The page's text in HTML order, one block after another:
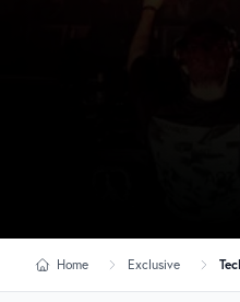
Home Exclusive